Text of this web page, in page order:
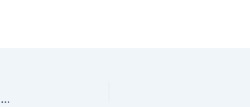
INE Quintana Roo destruye mil 145 Credenciales para Votar con Fotografía